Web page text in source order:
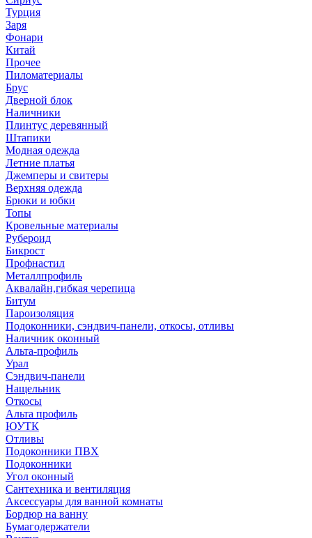
Турция
Заря
Фонари
Китай
Прочее
Пиломатериалы
Брус
Дверной блок
Наличники
Плинтус деревянный
Штапики
Модная одежда
Летние платья
Джемперы и свитеры
Верхняя одежда
Брюки и юбки
Топы
Кровельные материалы
Рубероид
Бикрост
Профнастил
Металлпрофиль
Аквалайн,гибкая черепица
Битум
Пароизоляция
Подоконники, сэндвич-панели, откосы, отливы
Наличник оконный
Альта-профиль
Урал
Сэндвич-панели
Нащельник
Откосы
Альта профиль
ЮУТК
Отливы
Подоконники ПВХ
Подоконники
Угол оконный
Сантехника и вентиляция
Аксессуары для ванной комнаты
Бордюр на ванну
Бумагодержатели